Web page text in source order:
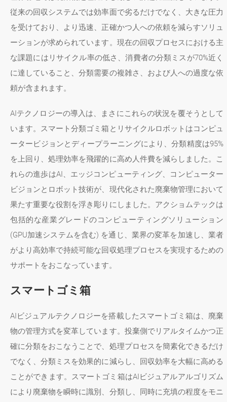
従来の回収システムでは効率面で劣るだけでなく、大きな圧力
を受けており、より迅速、正確かつ人への依頼を減らすソリュ
ーションが求められています。現在の回収プロセスにおける主
な課題にはリサイクル率の低さ、消費者の分類ミスが70%近く
に達していること、分類需要の複雑さ、および人への過度な依
頼が含まれます。
AIテクノロジーの導入は、まさにこれらの状況を覆そうとして
います。スマート分類ゴミ箱とリサイクルロボットはコンピュ
ータービジョンとディープラーニングにより、分類精度は95%
を上回り、処理効率を飛躍的に高め人件費を減らしました。こ
れらの進歩はAI、エッジコンピューティング、コンピューター
ビジョンとロボット技術が、現代化された廃棄物管理において
果たす重要な役割を浮き彫りにしました。アクショムテックは
包括的な産業グレードのコンピューティングソリューション
(GPU加速システムを含む) を通じ、業界の変革を加速し、業者
がより高効率で持続可能な回収処理プロセスを実現するための
サポートをおこなっています。
スマートゴミ箱
AIビジュアルテクノロジーを搭載したスマートゴミ箱は、廃棄
物の管理方式を変革しています。投棄側でリアルタイムかつ正
確に分類をおこなうことで、処理プロセスを簡素化できるだけ
でなく、分類ミスを効果的に減らし、回収効率を大幅に高める
ことができます。スマートゴミ箱はAIビジュアルアルゴリズム
により廃棄物を瞬時に識別、分類し、同時に充填の程度をモニ